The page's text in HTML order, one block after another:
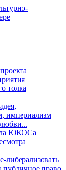
толка
империализм
ЮКОСа
либерализовать
право